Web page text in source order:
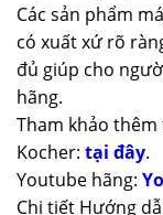
Các sản phẩm
có xuất xứ rõ
đủ giúp cho
hãng.
Tham khảo
Kocher: tại đây.
Youtube hãng:
Chi tiết Hướng